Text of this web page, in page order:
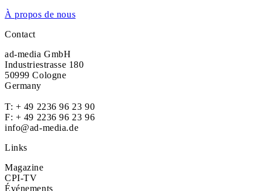
À propos de nous
Contact
ad-media GmbH
Industriestrasse 180
50999 Cologne
Germany
T: + 49 2236 96 23 90
F: + 49 2236 96 23 96
info@ad-media.de
Links
Magazine
CPI-TV
Événements